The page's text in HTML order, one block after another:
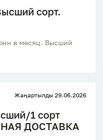
сорт.
в месяц. Высший
Жаңартылды 29.06.2026
1 сорт
ДОСТАВКА